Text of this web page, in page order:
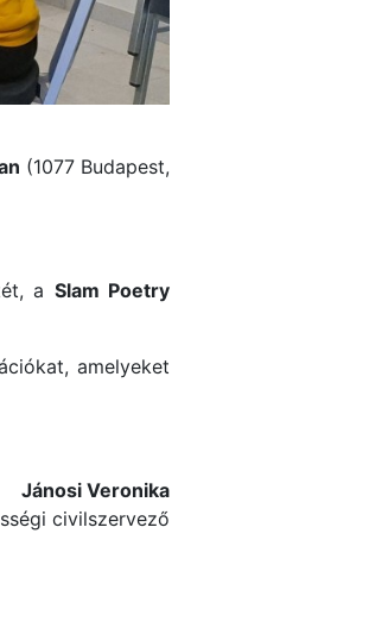
(1077 Budapest,
a Slam Poetry
amelyeket
Jánosi Veronika
civilszervező